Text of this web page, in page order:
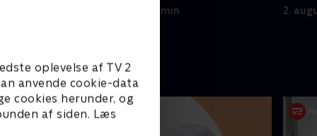
oplevelse af TV 2
anvende cookie-data
cookies herunder, og
af siden. Læs
3. august 2026 • 22 min 2.